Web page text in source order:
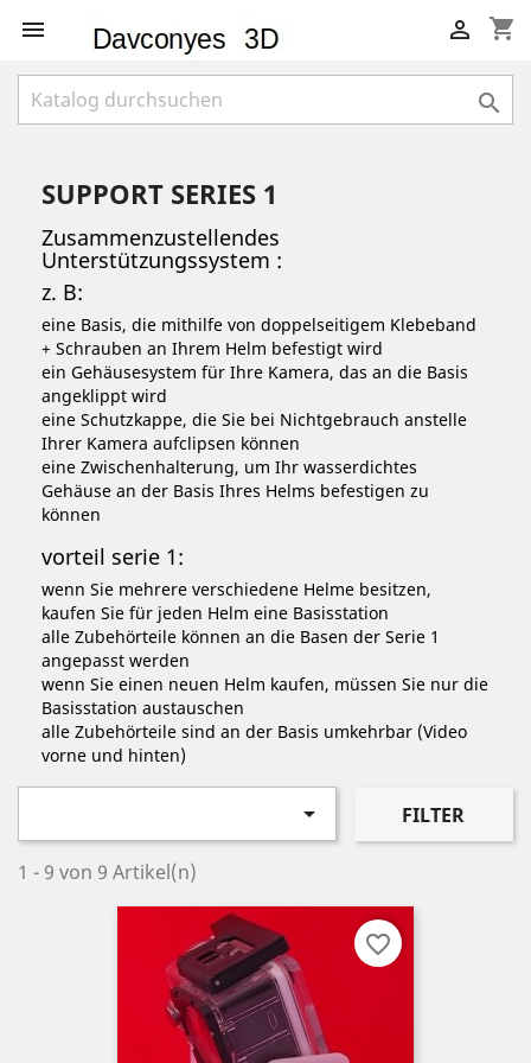
 shopping_cart


SUPPORT SERIES 1
Zusammenzustellendes
Unterstützungssystem :
z. B:
eine Basis, die mithilfe von doppelseitigem Klebeband
+ Schrauben an Ihrem Helm befestigt wird
ein Gehäusesystem für Ihre Kamera, das an die Basis
angeklippt wird
eine Schutzkappe, die Sie bei Nichtgebrauch anstelle
Ihrer Kamera aufclipsen können
eine Zwischenhalterung, um Ihr wasserdichtes
Gehäuse an der Basis Ihres Helms befestigen zu
können
vorteil serie 1:
wenn Sie mehrere verschiedene Helme besitzen,
kaufen Sie für jeden Helm eine Basisstation
alle Zubehörteile können an die Basen der Serie 1
angepasst werden
wenn Sie einen neuen Helm kaufen, müssen Sie nur die
Basisstation austauschen
alle Zubehörteile sind an der Basis umkehrbar (Video
vorne und hinten)
 FILTER
1 - 9 von 9 Artikel(n)
favorite_border